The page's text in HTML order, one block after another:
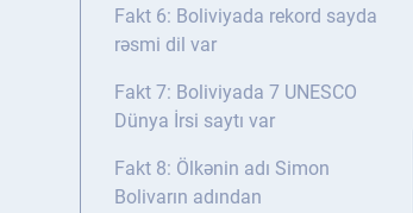
Fakt 6: Boliviyada rekord sayda
rəsmi dil var
Fakt 7: Boliviyada 7 UNESCO
Dünya İrsi saytı var
Fakt 8: Ölkənin adı Simon
Bolivarın adından